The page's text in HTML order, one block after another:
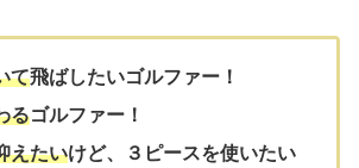
て飛ばしたいゴルファー！
るゴルファー！
えたいけど、３ピースを使いたい